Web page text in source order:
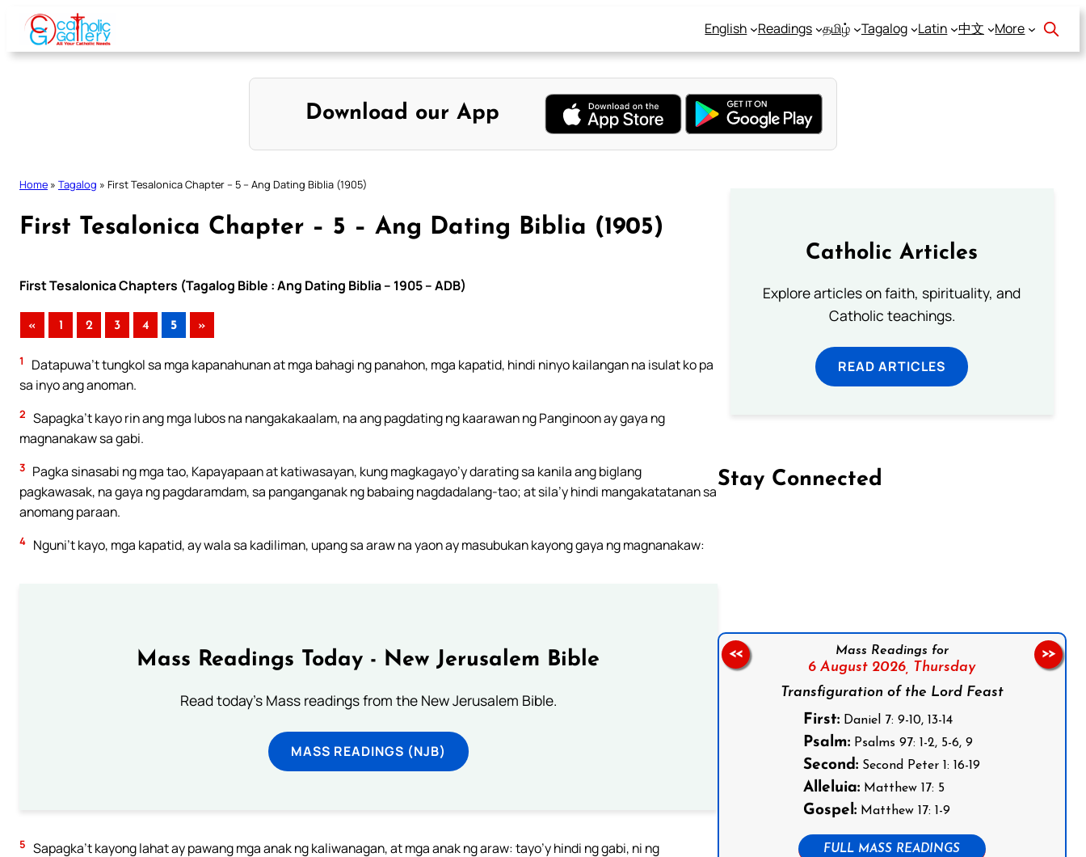
Skip
content
English Readings தமிழ் Tagalog Latin 中文 More
Download our App
Home » Tagalog » First Tesalonica Chapter – 5 – Ang Dating Biblia (1905)
First Tesalonica Chapter – 5 – Ang Dating Biblia (1905)
First Tesalonica Chapters (Tagalog Bible : Ang Dating Biblia – 1905 – ADB)
« 1 2 3 4 5 »
1
Datapuwa’t tungkol sa mga kapanahunan at mga bahagi ng panahon, mga kapatid, hindi ninyo kailangan na isulat ko pa
sa inyo ang anoman.
2 Sapagka’t kayo rin ang mga lubos na nangakakaalam, na ang pagdating ng kaarawan ng Panginoon ay gaya ng
magnanakaw sa gabi.
3 Pagka sinasabi ng mga tao, Kapayapaan at katiwasayan, kung magkagayo’y darating sa kanila ang biglang
pagkawasak, na gaya ng pagdaramdam, sa panganganak ng babaing nagdadalang-tao; at sila’y hindi mangakatatanan sa
anomang paraan.
4 Nguni’t kayo, mga kapatid, ay wala sa kadiliman, upang sa araw na yaon ay masubukan kayong gaya ng magnanakaw:
Mass Readings Today - New Jerusalem Bible
Read today's Mass readings from the New Jerusalem Bible.
MASS READINGS (NJB)
5 Sapagka’t kayong lahat ay pawang mga anak ng kaliwanagan, at mga anak ng araw: tayo’y hindi ng gabi, ni ng
Catholic Articles
Explore articles on faith, spirituality, and
Catholic teachings.
READ ARTICLES
Stay Connected
Mass Readings for
6 August 2026, Thursday
Transfiguration of the Lord Feast
First: Daniel 7: 9-10, 13-14
Psalm: Psalms 97: 1-2, 5-6, 9
Second: Second Peter 1: 16-19
Alleluia: Matthew 17: 5
Gospel: Matthew 17: 1-9
FULL MASS READINGS
<< >>